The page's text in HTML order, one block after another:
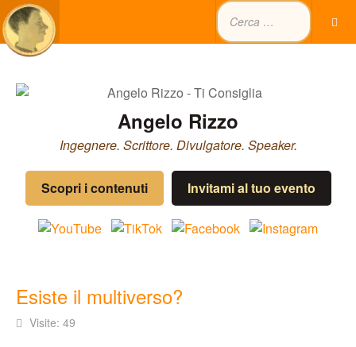
Angelo Rizzo
Ingegnere. Scrittore. Divulgatore. Speaker.
Scopri i contenuti Invitami al tuo evento
Esiste il multiverso?
Visite: 49